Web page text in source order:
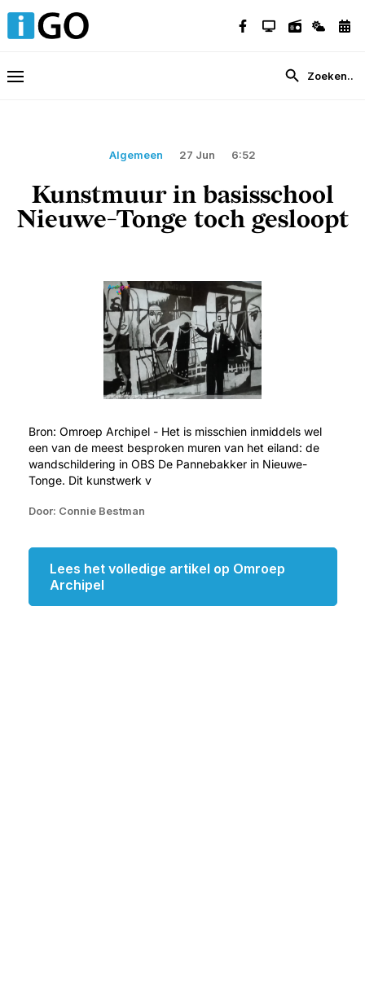
Algemeen 27 Jun 6:52
Kunstmuur in basisschool
Nieuwe-Tonge toch gesloopt
Bron: Omroep Archipel - Het is misschien inmiddels wel
een van de meest besproken muren van het eiland: de
wandschildering in OBS De Pannebakker in Nieuwe-
Tonge. Dit kunstwerk v
Door: Connie Bestman
Lees het volledige artikel op Omroep
Archipel